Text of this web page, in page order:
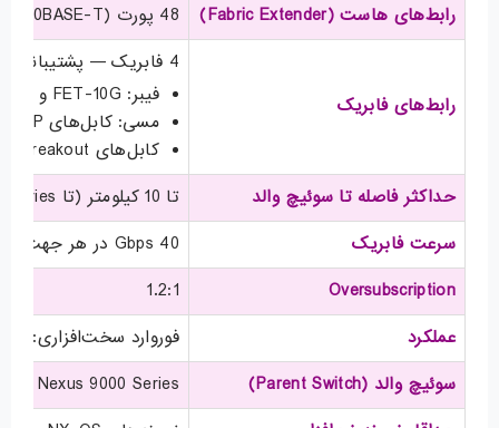
رابط‌های هاست (Fabric Extender)
48 پورت (100BASE-T / 1000BASE-T) — کانکتور RJ-45
رابط‌های فابریک
4 فابریک — پشتیبانی از:
فیبر: FET-10G و SFP+ (SR/LR و نسخه‌های S)
مسی: کابل‌های Twinax SFP+ (پسیو و اکتیو) و کابل‌های AOC
کابل‌های Breakout (AOC و Copper) برای تقسیم پورت‌ها
حداکثر فاصله تا سوئیچ والد
تا 10 کیلومتر (تا Nexus 5000/6000/7000 Series)
سرعت فابریک
40 Gbps در هر جهت (80 Gbps فول-دوپلکس)
Oversubscription
1.2:1
عملکرد
فوروارد سخت‌افزاری: تا 176 Gbps یا 131 Mpps
سوئیچ والد (Parent Switch)
/ Nexus 9000 Series